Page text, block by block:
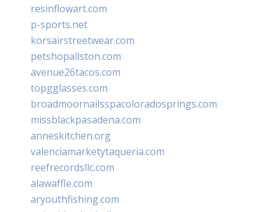
resinflowart.com
p-sports.net
korsairstreetwear.com
petshopallston.com
avenue26tacos.com
topgglasses.com
broadmoornailsspacoloradosprings.com
missblackpasadena.com
anneskitchen.org
valenciamarketytaqueria.com
reefrecordsllc.com
alawaffle.com
aryouthfishing.com